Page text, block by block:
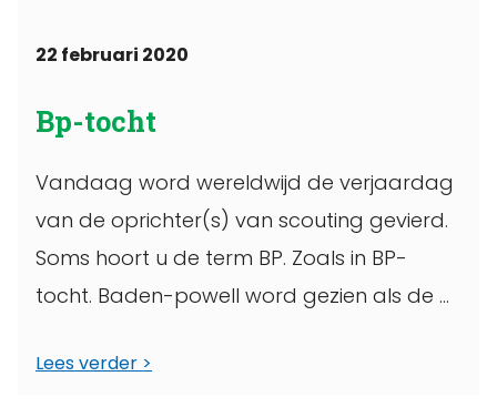
22 februari 2020
Bp-tocht
Vandaag word wereldwijd de verjaardag
van de oprichter(s) van scouting gevierd.
Soms hoort u de term BP. Zoals in BP-
tocht. Baden-powell word gezien als de ...
Lees verder